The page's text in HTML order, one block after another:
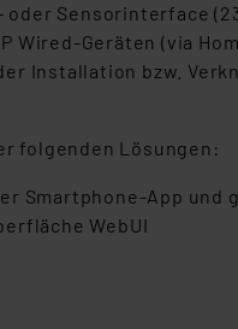
Sensorinterface
Wired-Geräten (via
Installation bzw.
folgenden Lösungen:
Smartphone-App und
WebUI